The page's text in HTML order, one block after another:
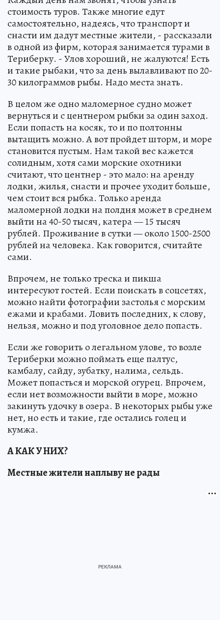
стоимость туров. Также многие едут
самостоятельно, надеясь, что транспорт и
снасти им дадут местные жители, - рассказали
в одной из фирм, которая занимается турами в
Териберку. - Улов хороший, не жалуются! Есть
и такие рыбаки, что за день вылавливают по 20-
30 килограммов рыбы. Надо места знать.
В целом же одно маломерное судно может
вернуться и с центнером рыбки за один заход.
Если попасть на косяк, то и по полтонны
вытащить можно. А вот пройдет шторм, и море
становится пустым. Нам такой вес кажется
солидным, хотя сами морские охотники
считают, что центнер - это мало: на аренду
лодки, жилья, снасти и прочее уходит больше,
чем стоит вся рыбка. Только аренда
маломерной лодки на полдня может в среднем
выйти на 40-50 тысяч, катера — 15 тысяч
рублей. Проживание в сутки — около 1500-2500
рублей на человека. Как говорится, считайте
сами.
Впрочем, не только треска и пикша
интересуют гостей. Если поискать в соцсетях,
можно найти фотографии застолья с морским
ежами и крабами. Ловить последних, к слову,
нельзя, можно и под уголовное дело попасть.
Если же говорить о легальном улове, то возле
Териберки можно поймать еще палтус,
камбалу, сайду, зубатку, налима, сельдь.
Может попасться и морской огурец. Впрочем,
если нет возможности выйти в море, можно
закинуть удочку в озера. В некоторых рыбы уже
нет, но есть и такие, где остались голец и
кумжа.
А КАК У НИХ?
Местные жители наплыву не рады